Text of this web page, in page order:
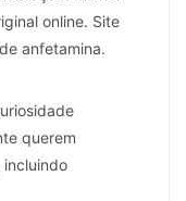
online. Site
anfetamina.
querem